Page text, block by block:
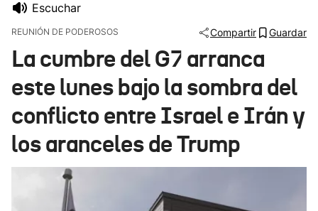
Ikusmiran
Eguraldia
Escuchar
REUNIÓN DE PODEROSOS Compartir Guardar
La cumbre del G7 arranca
este lunes bajo la sombra del
conflicto entre Israel e Irán y
los aranceles de Trump